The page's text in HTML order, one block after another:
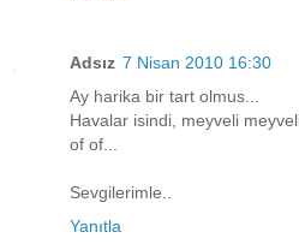
Adsız 7 Nisan 2010 16:30
Ay harika bir tart olmus...
Havalar isindi, meyveli
of of...
Sevgilerimle..
Yanıtla